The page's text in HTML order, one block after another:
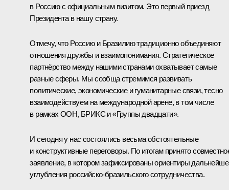
в Россию с официальным визитом. Это первый приезд
Президента в нашу страну.
Отмечу, что Россию и Бразилию традиционно объединяют
отношения дружбы и взаимопонимания. Стратегическое
партнёрство между нашими странами охватывает самые
разные сферы. Мы сообща стремимся развивать
политические, экономические и гуманитарные связи, тесно
взаимодействуем на международной арене, в том числе
в рамках ООН, БРИКС и «Группы двадцати».
И сегодня у нас состоялись весьма обстоятельные
и конструктивные переговоры. По итогам принято
заявление, в котором зафиксированы ориентиры
углубления российско-бразильского сотрудничества.